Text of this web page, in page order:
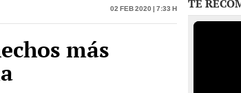
02 Feb 2020 | 7:33 h
más
TE